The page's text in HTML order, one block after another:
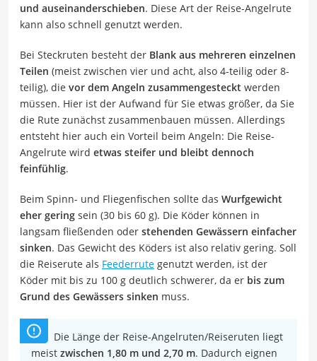
und auseinanderschieben. Diese Art der Reise-Angelrute
kann also schnell genutzt werden.
Bei Steckruten besteht der Blank aus mehreren einzelnen
Teilen (meist zwischen vier und acht, also 4-teilig oder 8-
teilig), die vor dem Angeln zusammengesteckt werden
müssen. Hier ist der Aufwand für Sie etwas größer, da Sie
die Rute zunächst zusammenbauen müssen. Allerdings
entsteht hier auch ein Vorteil beim Angeln: Die Reise-
Angelrute wird etwas steifer und bleibt dennoch
feinfühlig.
Beim Spinn- und Fliegenfischen sollte das Wurfgewicht
eher gering sein (30 bis 60 g). Die Köder können in
langsam fließenden oder stehenden Gewässern einfacher
sinken. Das Gewicht des Köders ist also relativ gering. Soll
die Reiserute als Feederrute genutzt werden, ist der
Köder mit bis zu 100 g deutlich schwerer, da er bis zum
Grund des Gewässers sinken muss.
Die Länge der Reise-Angelruten/Reiseruten liegt
meist zwischen 1,80 m und 2,70 m. Dadurch eignen